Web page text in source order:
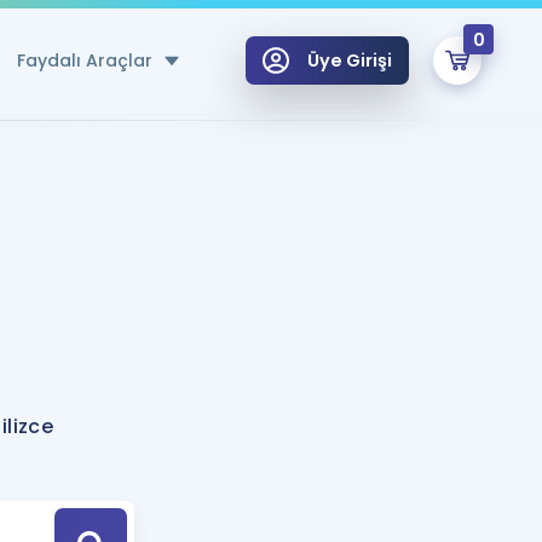
Faydalı Araçlar
Hesaplama Aracı
için Öneriler
Tek Takvimde
Üye Girişi
0